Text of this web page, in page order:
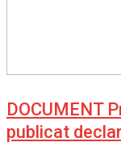
DOCUMENT
publicat